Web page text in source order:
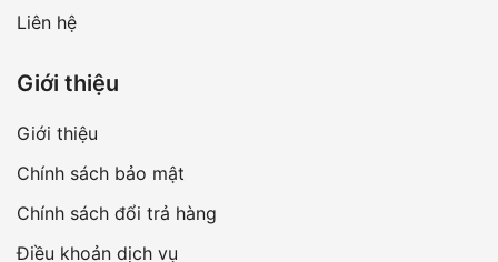
Liên hệ
Giới thiệu
Giới thiệu
Chính sách bảo mật
Chính sách đổi trả hàng
Điều khoản dịch vụ